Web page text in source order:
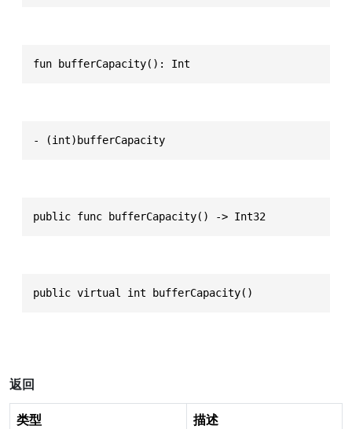
fun bufferCapacity(): Int
- (int)bufferCapacity
public func bufferCapacity() -> Int32
public virtual int bufferCapacity()
返回
类型
描述